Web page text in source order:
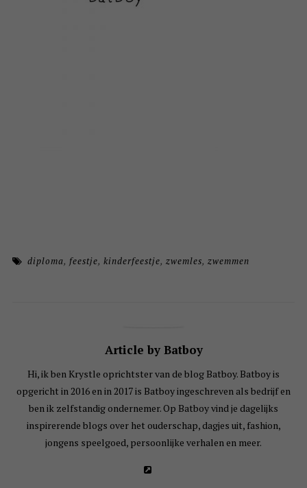
diploma, feestje,kinderfeestje,zwemles,zwemmen
Article by Batboy
Hi, ik ben Krystle oprichtster van de blog Batboy. Batboy is
opgericht in 2016 en in 2017 is Batboy ingeschreven als bedrijf en
ben ik zelfstandig ondernemer. Op Batboy vind je dagelijks
inspirerende blogs over het ouderschap, dagjes uit, fashion,
jongens speelgoed, persoonlijke verhalen en meer.